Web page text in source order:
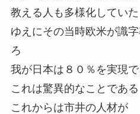
教える人も多様化していた
ゆえにその当時欧米が識
ろ
我が日本は８０％を実現
これは驚異的なことである
これからは市井の人材が